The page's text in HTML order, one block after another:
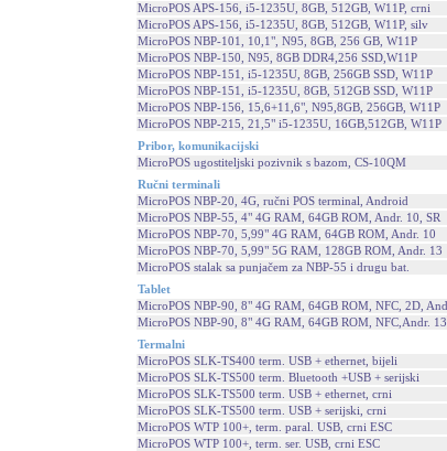
MicroPOS APS-156, i5-1235U, 8GB, 512GB, W11P, crni
MicroPOS APS-156, i5-1235U, 8GB, 512GB, W11P, silv
MicroPOS NBP-101, 10,1", N95, 8GB, 256 GB, W11P
MicroPOS NBP-150, N95, 8GB DDR4,256 SSD,W11P
MicroPOS NBP-151, i5-1235U, 8GB, 256GB SSD, W11P
MicroPOS NBP-151, i5-1235U, 8GB, 512GB SSD, W11P
MicroPOS NBP-156, 15,6+11,6", N95,8GB, 256GB, W11P
MicroPOS NBP-215, 21,5" i5-1235U, 16GB,512GB, W11P
Pribor, komunikacijski
MicroPOS ugostiteljski pozivnik s bazom, CS-10QM
Ručni terminali
MicroPOS NBP-20, 4G, ručni POS terminal, Android
MicroPOS NBP-55, 4" 4G RAM, 64GB ROM, Andr. 10, SR
MicroPOS NBP-70, 5,99" 4G RAM, 64GB ROM, Andr. 10
MicroPOS NBP-70, 5,99" 5G RAM, 128GB ROM, Andr. 13
MicroPOS stalak sa punjačem za NBP-55 i drugu bat.
Tablet
MicroPOS NBP-90, 8" 4G RAM, 64GB ROM, NFC, 2D, And
MicroPOS NBP-90, 8" 4G RAM, 64GB ROM, NFC,Andr. 13
Termalni
MicroPOS SLK-TS400 term. USB + ethernet, bijeli
MicroPOS SLK-TS500 term. Bluetooth +USB + serijski
MicroPOS SLK-TS500 term. USB + ethernet, crni
MicroPOS SLK-TS500 term. USB + serijski, crni
MicroPOS WTP 100+, term. paral. USB, crni ESC
MicroPOS WTP 100+, term. ser. USB, crni ESC